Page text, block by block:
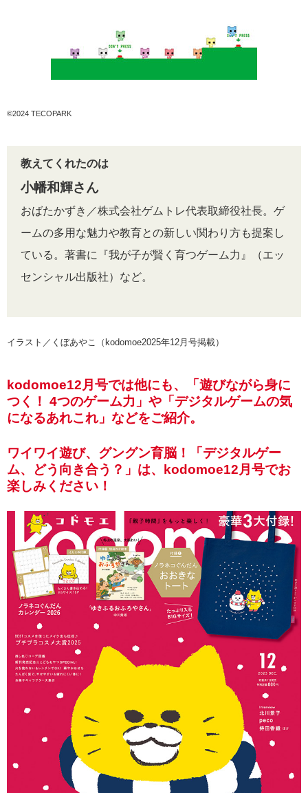
©2024 TECOPARK
教えてくれたのは
小幡和輝さん
おばたかずき／株式会社ゲムトレ代表取締役社長。ゲ
ームの多用な魅力や教育との新しい関わり方も提案し
ている。著書に『我が子が賢く育つゲーム力』（エッ
センシャル出版社）など。
イラスト／くぼあやこ（ kodomoe2025年12月号掲載）
kodomoe12月号では他にも、「遊びながら身に
つく！ 4つのゲーム力」や「デジタルゲームの気
になるあれこれ」などをご紹介。
ワイワイ遊び、グングン育脳！「デジタルゲー
ム、どう向き合う？」は、kodomoe12月号でお
楽しみください！